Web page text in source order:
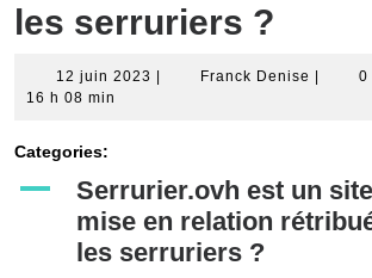
les serruriers ?
12 juin 2023 12
Franck Denise Franck0
16 h 08 min
Categories:
A
Serrurier.ovh est un
mise en relation
les serruriers ?